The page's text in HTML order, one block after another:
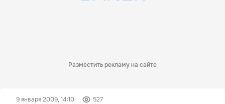
Разместить рекламу на сайте
9 января 2009, 14:10 527